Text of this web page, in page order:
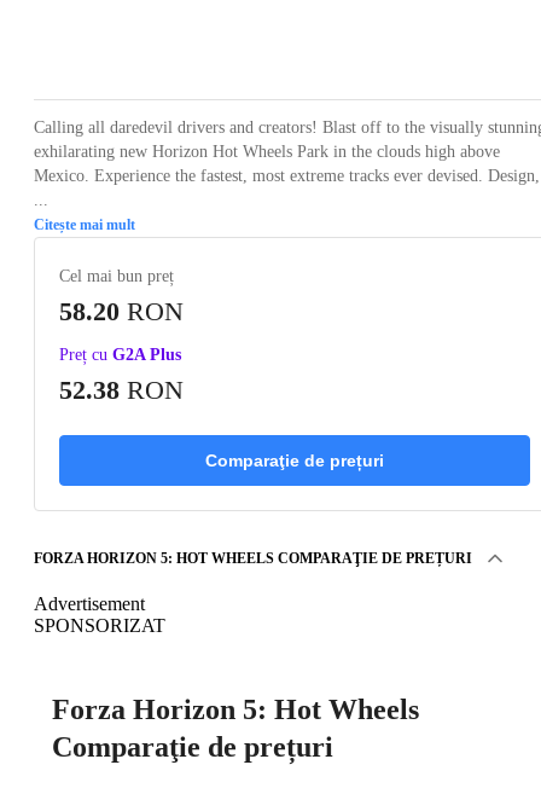
Calling all daredevil drivers and creators! Blast off to the visually
exhilarating new Horizon Hot Wheels Park in the clouds high above
Mexico. Experience the fastest, most extreme tracks ever devised. Design,
Citește mai mult
Cel mai bun preț
58.20 RON
Preț cu G2A Plus
52.38 RON
Comparaţie de prețuri
FORZA HORIZON 5: HOT WHEELS COMPARAŢIE DE PREȚURI
Advertisement
SPONSORIZAT
Forza Horizon 5: Hot Wheels
Comparaţie de prețuri